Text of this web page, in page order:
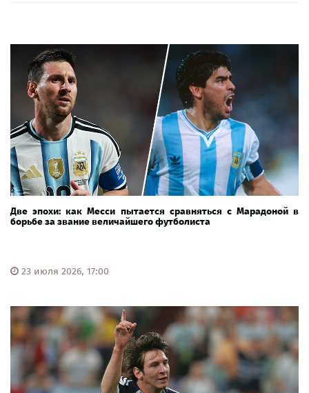
Две эпохи: как Месси пытается сравняться с Марадоной в
борьбе за звание величайшего футболиста
23 июля 2026, 17:00